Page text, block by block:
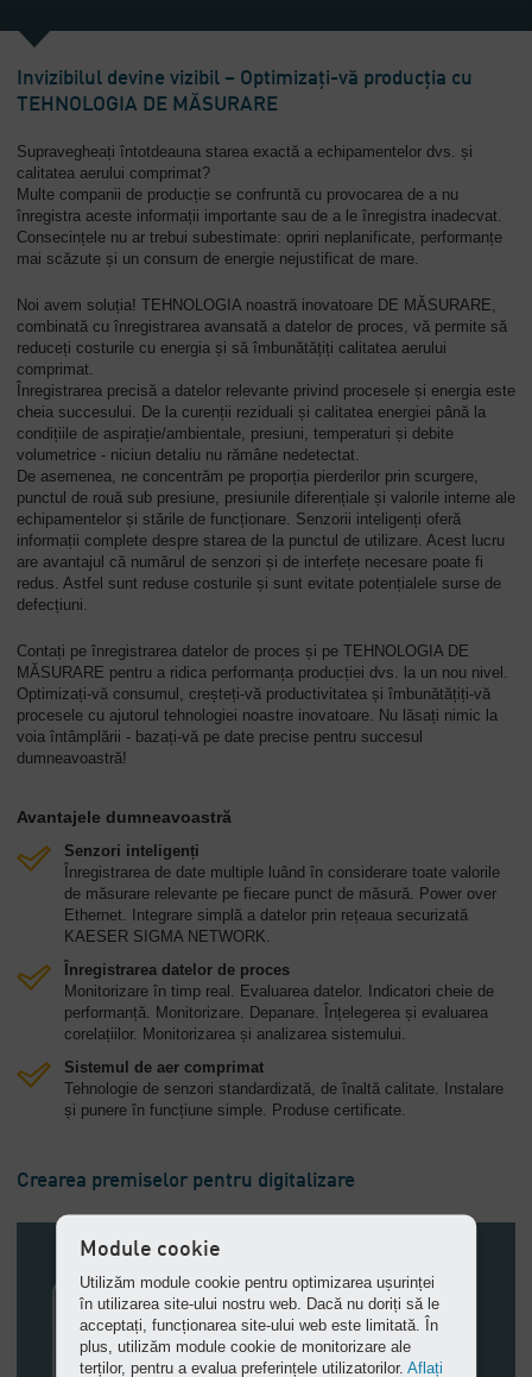
Companie
Prezentare
generală
Invizibilul devine vizibil – Optimizați-vă producția cu
TEHNOLOGIA DE MĂSURARE
Supravegheați întotdeauna starea exactă a echipamentelor dvs. și
calitatea aerului comprimat?
Multe companii de producție se confruntă cu provocarea de a nu
înregistra aceste informații importante sau de a le înregistra inadecvat.
Consecințele nu ar trebui subestimate: opriri neplanificate, performanțe
mai scăzute și un consum de energie nejustificat de mare.
Noi avem soluția! TEHNOLOGIA noastră inovatoare DE MĂSURARE,
combinată cu înregistrarea avansată a datelor de proces, vă permite să
reduceți costurile cu energia și să îmbunătățiți calitatea aerului
comprimat.
Înregistrarea precisă a datelor relevante privind procesele și energia este
cheia succesului. De la curenții reziduali și calitatea energiei până la
condițiile de aspirație/ambientale, presiuni, temperaturi și debite
volumetrice - niciun detaliu nu rămâne nedetectat.
De asemenea, ne concentrăm pe proporția pierderilor prin scurgere,
punctul de rouă sub presiune, presiunile diferențiale și valorile interne ale
echipamentelor și stările de funcționare. Senzorii inteligenți oferă
informații complete despre starea de la punctul de utilizare. Acest lucru
are avantajul că numărul de senzori și de interfețe necesare poate fi
redus. Astfel sunt reduse costurile și sunt evitate potențialele surse de
defecțiuni.
Contați pe înregistrarea datelor de proces și pe TEHNOLOGIA DE
MĂSURARE pentru a ridica performanța producției dvs. la un nou nivel.
Optimizați-vă consumul, creșteți-vă productivitatea și îmbunătățiți-vă
procesele cu ajutorul tehnologiei noastre inovatoare. Nu lăsați nimic la
voia întâmplării - bazați-vă pe date precise pentru succesul
dumneavoastră!
Avantajele dumneavoastră
Senzori inteligenți
Înregistrarea de date multiple luând în considerare toate valorile
de măsurare relevante pe fiecare punct de măsură. Power over
Ethernet. Integrare simplă a datelor prin rețeaua securizată
KAESER SIGMA NETWORK.
Înregistrarea datelor de proces
Monitorizare în timp real. Evaluarea datelor. Indicatori cheie de
performanță. Monitorizare. Depanare. Înțelegerea și evaluarea
corelațiilor. Monitorizarea și analizarea sistemului.
Sistemul de aer comprimat
Tehnologie de senzori standardizată, de înaltă calitate. Instalare
și punere în funcțiune simple. Produse certificate.
Crearea premiselor pentru digitalizare
Module cookie
Utilizăm module cookie pentru optimizarea ușurinței
în utilizarea site-ului nostru web. Dacă nu doriți să le
acceptați, funcționarea site-ului web este limitată. În
plus, utilizăm module cookie de monitorizare ale
terților, pentru a evalua preferințele utilizatorilor.Aflați